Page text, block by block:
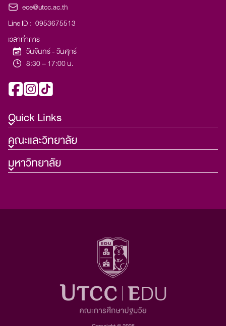
Quick Links
คณะและวิทยาลัย
มหาวิทยาลัย
ece@utcc.ac.th
Line ID : 0953675513
เวลาทำการ
วันจันทร์ - วันศุกร์
8:30 – 17:00 น.